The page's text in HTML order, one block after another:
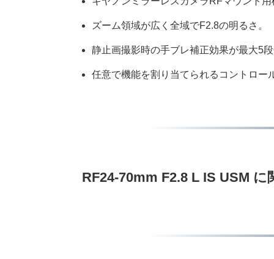
ズーム領域が広く全域でF2.8の明るさ。
静止画撮影時の手ブレ補正効果が最大5段
任意で機能を割り当てられるコントロー
RF24-70mm F2.8 L IS USM に